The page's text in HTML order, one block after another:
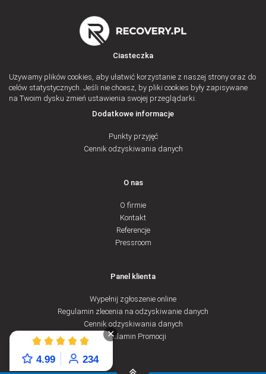
Ciasteczka
Używamy plików cookies, aby ułatwić korzystanie z naszej strony oraz do
celów statystycznych. Jeśli nie chcesz, by pliki cookies były zapisywane
na Twoim dysku zmień ustawienia swojej przeglądarki.
Dodatkowe informacje
Punkty przyjęć
Cennik odzyskiwania danych
O nas
O firmie
Kontakt
Referencje
Pressroom
Panel klienta
Wypełnij zgłoszenie online
Regulamin zlecenia na odzyskiwanie danych
Cennik odzyskiwania danych
Regulamin Promocji
✕
4.99 234